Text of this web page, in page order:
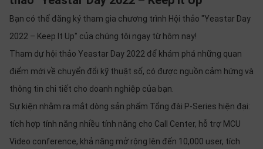
Bạn có thể đăng ký tham gia chương trình Hội thảo "Yeastar Day
2022 – Keep It Up" của chúng tôi ngay từ hôm nay!
Tham dự hội thảo Yeastar Day 2022 để khám phá những quan
điểm mới về chuyển đổi kỹ thuật số, có được nguồn cảm hứng và
thông tin chi tiết cho doanh nghiệp của bạn.
Sự kiện nhằm ra mắt dòng sản phẩm Tổng đài P-Series hiện đại:
tích hợp tính năng nhiều tính năng cho Call Center, hỗ trợ MCU
Video conference, khả năng mở rộng lên đến 10,000 user, tích
SP
khác
Giải
pháp
vụ